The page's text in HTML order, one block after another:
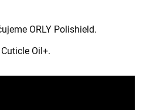
ORLY Polishield.
Oil+.